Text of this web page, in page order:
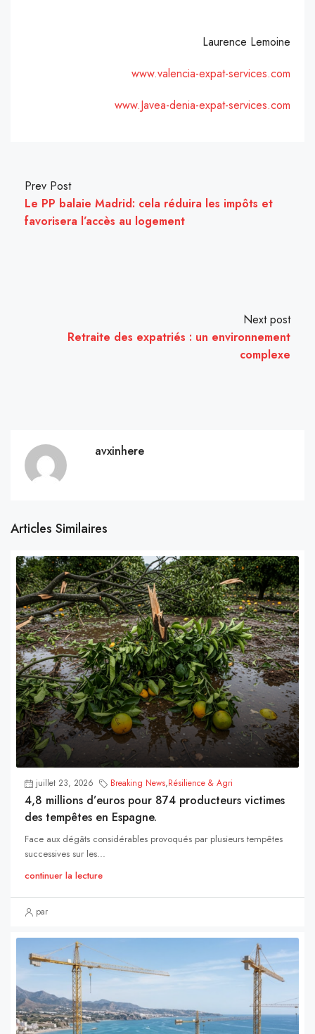
Laurence Lemoine
www.valencia-expat-services.com
www.Javea-denia-expat-services.com
Prev Post
Le PP balaie Madrid: cela réduira les impôts et
favorisera l’accès au logement
Next post
Retraite des expatriés : un environnement
complexe
avxinhere
Articles Similaires
juillet 23, 2026 Breaking News,Résilience & Agri
4,8 millions d’euros pour 874 producteurs victimes
des tempêtes en Espagne.
Face aux dégâts considérables provoqués par plusieurs tempêtes
successives sur les...
continuer la lecture
par